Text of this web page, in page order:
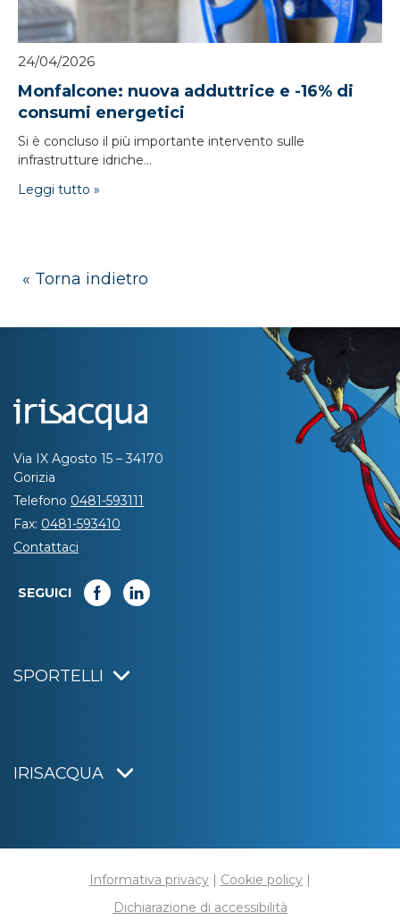
24/04/2026
Monfalcone: nuova adduttrice e -16% di
consumi energetici
Si è concluso il più importante intervento sulle
infrastrutture idriche...
Leggi tutto »
« Torna indietro
Via IX Agosto 15 – 34170
Gorizia
Telefono 0481-593111
Fax: 0481-593410
Contattaci
SEGUICI
SPORTELLI
IRISACQUA
Informativa privacy | Cookie policy |
Dichiarazione di accessibilità